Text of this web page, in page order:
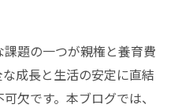
題の一つが親権と養育費
成長と生活の安定に直結
欠です。本ブログでは、